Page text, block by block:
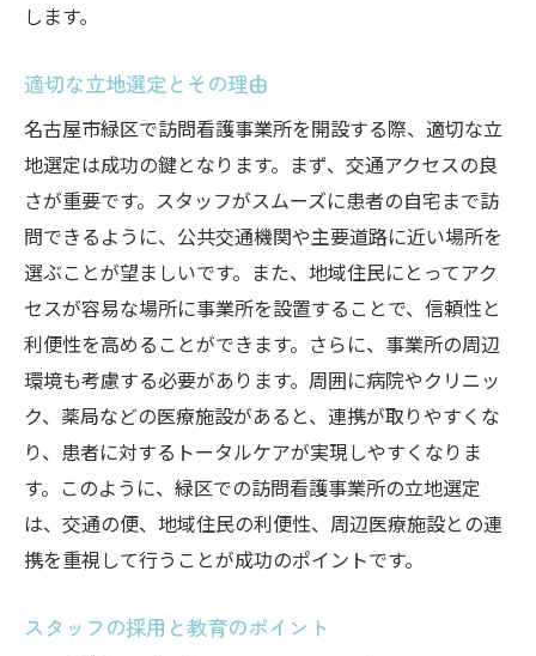
地域のニーズに応じたサービス提供
訪問看護事業所を名古屋市緑区で開設する際に
知っておくべき注意点
訪問看護の法的要件と遵守すべき規制
事業所設立に伴うリスク管理
患者との契約とその管理方法
スタッフの労働環境と福利厚生の整備
地域医療機関との連携の重要性
緑区における競合分析と差別化戦略
名古屋市緑区での訪問看護事業所開設の成功事
例
成功事例1: 地域密着型ケアの実践
成功事例2: 効果的なスタッフ教育
上
します。
適切な立地選定とその理由
名古屋市緑区で訪問看護事業所を開設する際、適切な立
地選定は成功の鍵となります。まず、交通アクセスの良
さが重要です。スタッフがスムーズに患者の自宅まで訪
問できるように、公共交通機関や主要道路に近い場所を
選ぶことが望ましいです。また、地域住民にとってアク
セスが容易な場所に事業所を設置することで、信頼性と
利便性を高めることができます。さらに、事業所の周辺
環境も考慮する必要があります。周囲に病院やクリニッ
ク、薬局などの医療施設があると、連携が取りやすくな
り、患者に対するトータルケアが実現しやすくなりま
す。このように、緑区での訪問看護事業所の立地選定
は、交通の便、地域住民の利便性、周辺医療施設との連
携を重視して行うことが成功のポイントです。
スタッフの採用と教育のポイント